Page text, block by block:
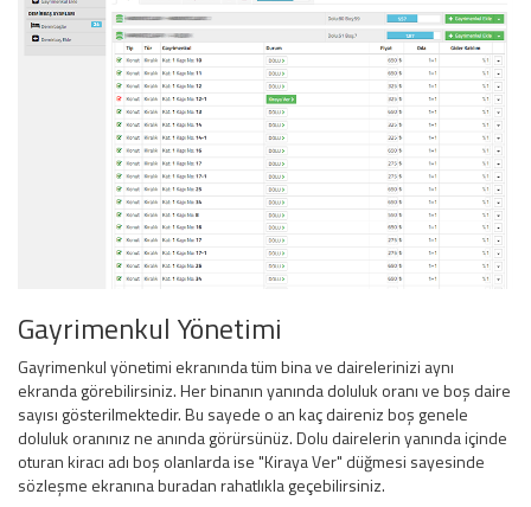
Gayrimenkul Yönetimi
Gayrimenkul yönetimi ekranında tüm bina ve dairelerinizi aynı
ekranda görebilirsiniz. Her binanın yanında doluluk oranı ve boş daire
sayısı gösterilmektedir. Bu sayede o an kaç daireniz boş genele
doluluk oranınız ne anında görürsünüz. Dolu dairelerin yanında içinde
oturan kiracı adı boş olanlarda ise "Kiraya Ver" düğmesi sayesinde
sözleşme ekranına buradan rahatlıkla geçebilirsiniz.